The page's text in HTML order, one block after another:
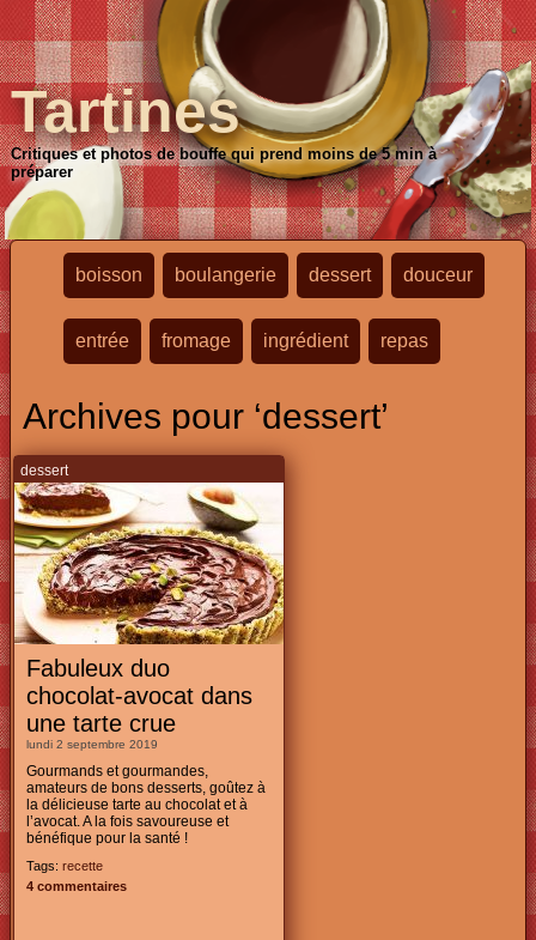
Tartines
Critiques et photos de bouffe qui prend moins de 5 min à
préparer
boisson boulangerie dessert douceur
entrée fromage ingrédient repas
Archives pour ‘dessert’
dessert
Fabuleux duo
chocolat-avocat dans
une tarte crue
lundi 2 septembre 2019
Gourmands et gourmandes,
amateurs de bons desserts, goûtez à
la délicieuse tarte au chocolat et à
l’avocat. A la fois savoureuse et
bénéfique pour la santé !
Tags: recette
4 commentaires